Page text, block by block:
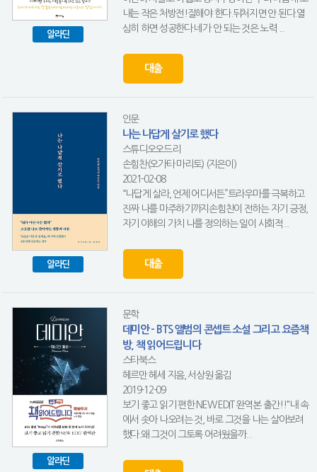
알라딘
내는 작은 처방전!잘해야 한다.뒤처지면 안 된다.열
심히 하면 성공한다.네가 안 되는 것은 노력 ...
대출
알라딘
인문
나는 나답게 살기로 했다
스튜디오오드리
손힘찬(오가타 마리토) (지은이)
2021-02-08
“나답게 살라, 언제 어디서든”트라우마를 극복하고
진짜 나를 마주하기까지손힘찬이 전하는 자기 긍정,
자기 이해의 가치 나를 정의하는 일이 사회적...
대출
알라딘
문학
데미안 - BTS 앨범의 콘셉트 소설 그리고 요즘책
방, 책 읽어드립니다
스타북스
헤르만 헤세 지음, 서상원 옮김
2019-12-09
보기 좋고 읽기 편한 NEW EDIT 완역본 출간!!"내 속
에서 솟아 나오려는 것, 바로 그것을 나는 살아보려
했다.왜 그것이 그토록 어려웠을까...